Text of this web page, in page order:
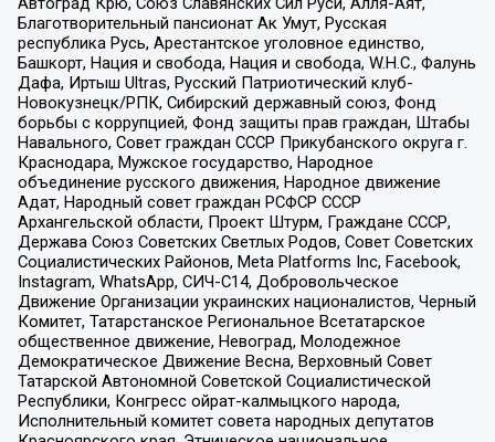
Благотворительный пансионат Ак Умут, Русская
республика Русь, Арестантское уголовное единство,
Башкорт, Нация и свобода, Нация и свобода, W.H.С., Фалунь
Дафа, Иртыш Ultras, Русский Патриотический клуб-
Новокузнецк/РПК, Сибирский державный союз, Фонд
борьбы с коррупцией, Фонд защиты прав граждан, Штабы
Навального, Совет граждан СССР Прикубанского округа г.
Краснодара, Мужское государство, Народное
объединение русского движения, Народное движение
Адат, Народный совет граждан РСФСР СССР
Архангельской области, Проект Штурм, Граждане СССР,
Держава Союз Советских Светлых Родов, Совет Советских
Социалистических Районов, Meta Platforms Inc, Facebook,
Instagram, WhatsApp, СИЧ-С14, Добровольческое
Движение Организации украинских националистов, Черный
Комитет, Татарстанское Региональное Всетатарское
общественное движение, Невоград, Молодежное
Демократическое Движение Весна, Верховный Совет
Татарской Автономной Советской Социалистической
Республики, Конгресс ойрат-калмыцкого народа,
Исполнительный комитет совета народных депутатов